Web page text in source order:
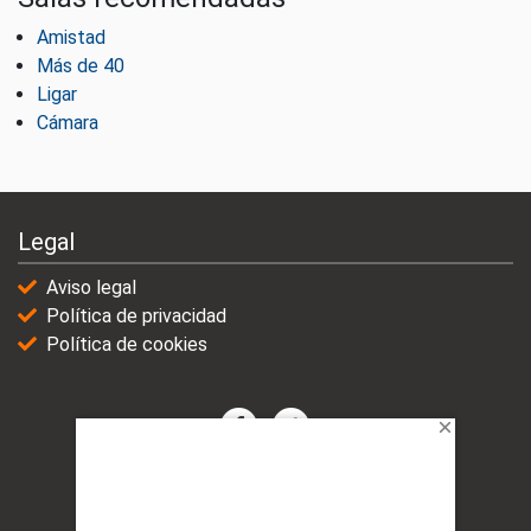
Amistad
Más de 40
Ligar
Cámara
Legal
Aviso legal
Política de privacidad
Política de cookies